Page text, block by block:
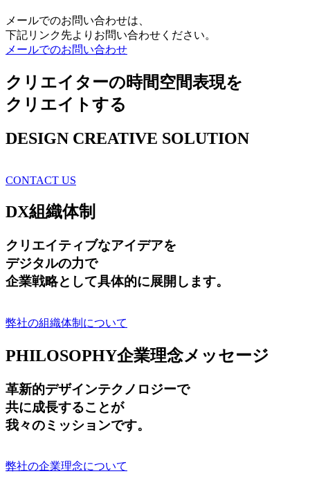
メールでのお問い合わせは、
下記リンク先よりお問い合わせください。
メールでのお問い合わせ
クリエイターの時間空間表現を
クリエイトする
DESIGN CREATIVE SOLUTION
CONTACT US
DX組織体制
クリエイティブなアイデアを
デジタルの力で
企業戦略として具体的に展開します。
弊社の組織体制について
PHILOSOPHY企業理念メッセージ
革新的デザインテクノロジーで
共に成長することが
我々のミッションです。
弊社の企業理念について